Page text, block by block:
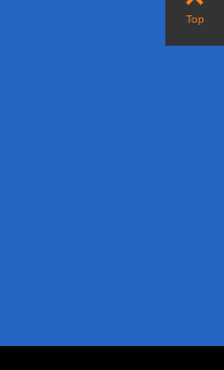
Top